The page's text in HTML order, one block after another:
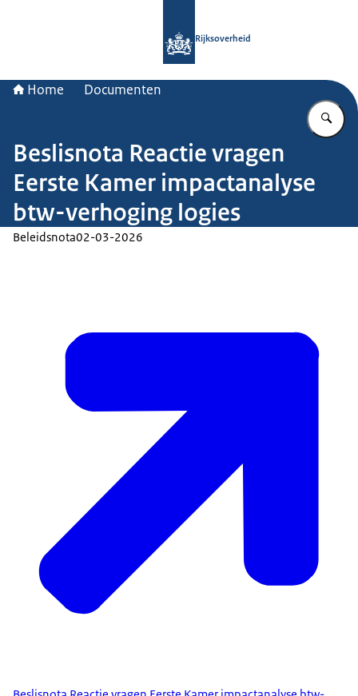
Rijksoverheid
Home Documenten
Beslisnota Reactie vragen
Eerste Kamer impactanalyse
btw-verhoging logies
Beleidsnota02-03-2026